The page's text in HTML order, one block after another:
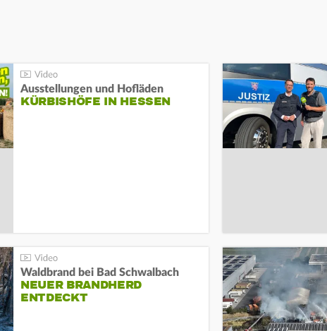
Ausstellungen und Hofläden
KÜRBISHÖFE IN HESSEN
Waldbrand bei Bad Schwalbach
NEUER BRANDHERD
ENTDECKT